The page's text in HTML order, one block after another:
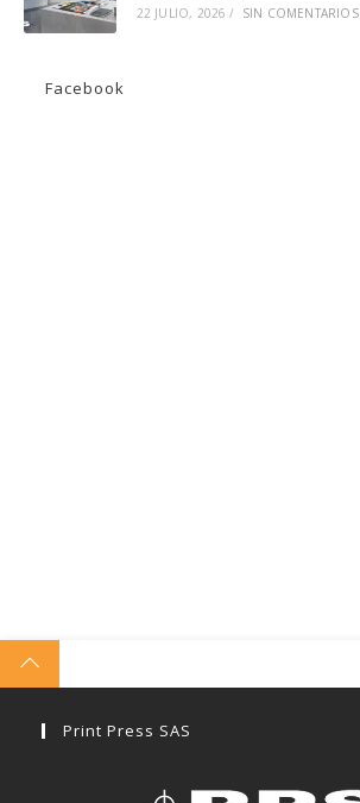
22 JULIO, 2026 / SIN COMENTARIOS
Facebook
Print Press SAS